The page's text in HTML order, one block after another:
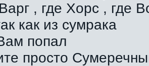
, где Хорс , где
как из сумрака
попал
просто